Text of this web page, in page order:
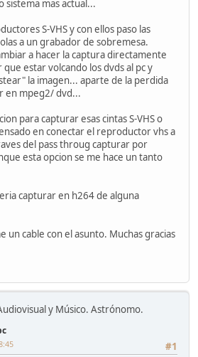
sistema mas actual...
S-VHS y con ellos paso las
a un grabador de sobremesa.
a hacer la captura directamente
estar volcando los dvds al pc y
la imagen... aparte de la perdida
en mpeg2/ dvd...
para capturar esas cintas S-VHS o
en conectar el reproductor vhs a
del pass throug capturar por
esta opcion se me hace un tanto
capturar en h264 de alguna
un cable con el asunto. Muchas gracias
y Músico. Astrónomo.
#1